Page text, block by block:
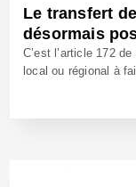
Le transfert
désormais
C’est l’article 172
local ou régional à